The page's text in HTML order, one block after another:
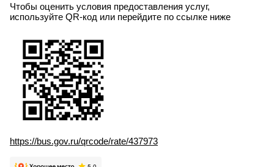
Чтобы оценить условия предоставления услуг,
используйте QR-код или перейдите по ссылке ниже
https://bus.gov.ru/qrcode/rate/437973